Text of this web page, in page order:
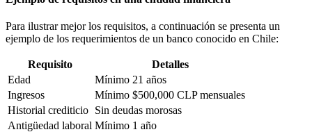
Para ilustrar mejor los requisitos, a continuación se presenta un
ejemplo de los requerimientos de un banco conocido en Chile:
Requisito
Detalles
Edad
Mínimo 21 años
Ingresos
Mínimo $500,000 CLP mensuales
Historial crediticio Sin deudas morosas
Antigüedad laboral Mínimo 1 año